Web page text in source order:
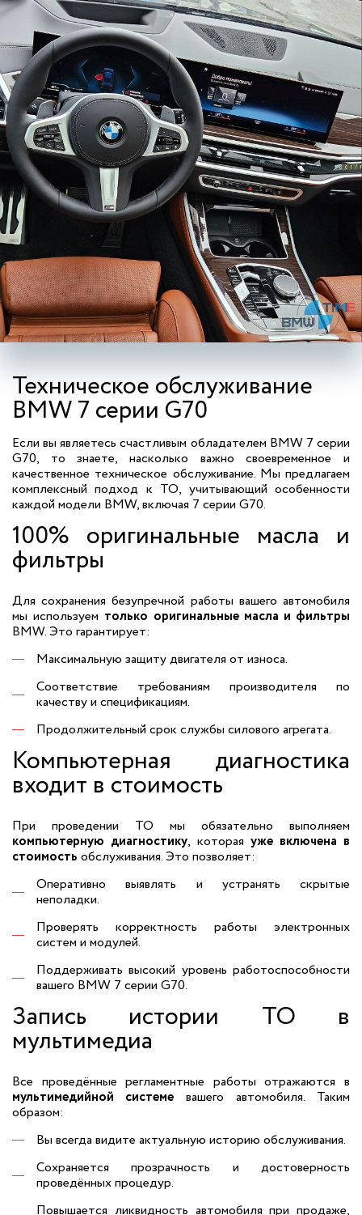
Техническое обслуживание
BMW 7 серии G70
Если вы являетесь счастливым обладателем BMW 7 серии
G70, то знаете, насколько важно своевременное и
качественное техническое обслуживание. Мы предлагаем
комплексный подход к ТО, учитывающий особенности
каждой модели BMW, включая 7 серии G70.
100% оригинальные масла и
фильтры
Для сохранения безупречной работы вашего автомобиля
мы используем только оригинальные масла и фильтры
BMW. Это гарантирует:
Максимальную защиту двигателя от износа.
Соответствие требованиям производителя по
качеству и спецификациям.
Продолжительный срок службы силового агрегата.
Компьютерная диагностика
входит в стоимость
При проведении ТО мы обязательно выполняем
компьютерную диагностику, котораяуже включена в
стоимость обслуживания. Это позволяет:
Оперативно выявлять и устранять скрытые
неполадки.
Проверять корректность работы электронных
систем и модулей.
Поддерживать высокий уровень работоспособности
вашего BMW 7 серии G70.
Запись истории ТО в
мультимедиа
Все проведённые регламентные работы отражаются в
мультимедийной системе вашего автомобиля. Таким
образом:
Вы всегда видите актуальную историю обслуживания.
Сохраняется прозрачность и достоверность
проведённых процедур.
Повышается ликвидность автомобиля при продаже,